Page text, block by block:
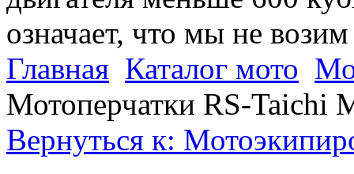
означает, что мы не
Главная Каталог мото
Мотоперчатки RS-Taichi
Вернуться к: